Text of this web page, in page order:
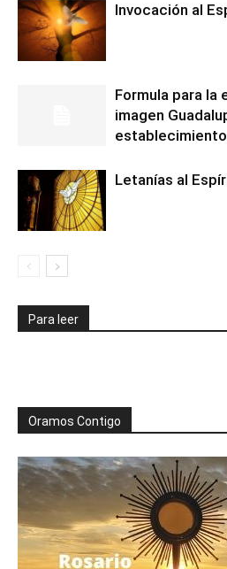
Invocación al
Formula para la
imagen
Letanías al
Para leer
Oramos Contigo